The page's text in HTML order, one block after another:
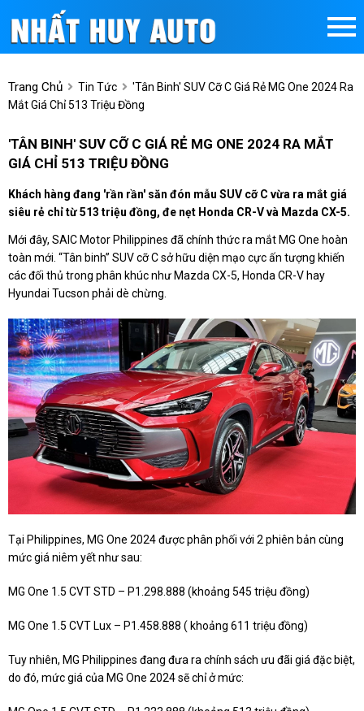
Trang Chủ Tin Tức
'Tân Binh' SUV Cỡ C Giá Rẻ MG One 2024 Ra
Mắt Giá Chỉ 513 Triệu Đồng
'TÂN BINH' SUV CỠ C GIÁ RẺ MG ONE 2024 RA MẮT
GIÁ CHỈ 513 TRIỆU ĐỒNG
Khách hàng đang 'rần rần' săn đón mẫu SUV cỡ C vừa ra mắt giá
siêu rẻ chỉ từ 513 triệu đồng, đe nẹt Honda CR-V và Mazda CX-5.
Mới đây, SAIC Motor Philippines đã chính thức ra mắt MG One hoàn
toàn mới. “Tân binh” SUV cỡ C sở hữu diện mạo cực ấn tượng khiến
các đối thủ trong phân khúc như Mazda CX-5, Honda CR-V hay
Hyundai Tucson phải dè chừng.
Tại Philippines, MG One 2024 được phân phối với 2 phiên bản cùng
mức giá niêm yết như sau:
MG One 1.5 CVT STD – P1.298.888 (khoảng 545 triệu đồng)
MG One 1.5 CVT Lux – P1.458.888 ( khoảng 611 triệu đồng)
Tuy nhiên, MG Philippines đang đưa ra chính sách ưu đãi giá đặc biệt,
do đó, mức giá của MG One 2024 sẽ chỉ ở mức: